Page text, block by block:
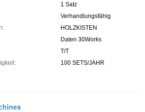
1 Satz
Verhandlungsfähig
HOLZKISTEN
Daten 30Works
T/T
100 SETS/JAHR